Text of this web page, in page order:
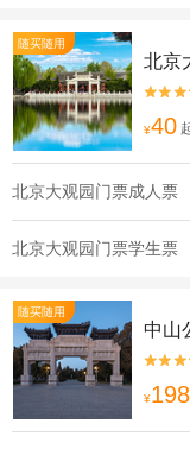
随买随用
北京
¥40
北京大观园门票成人票
北京大观园门票学生票
随买随用
中山
¥198